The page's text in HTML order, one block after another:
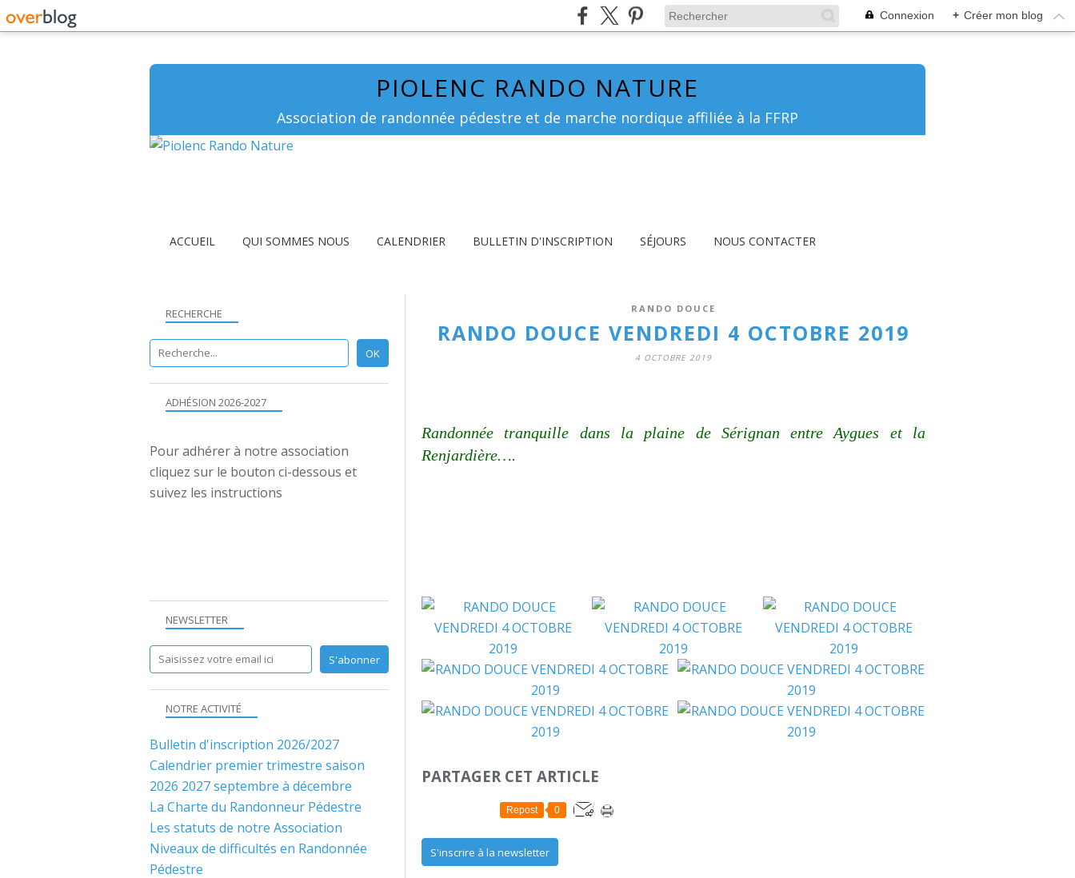
Connexion + Créer mon blog
PIOLENC RANDO NATURE
Association de randonnée pédestre et de marche nordique affiliée à la FFRP
ACCUEIL QUI SOMMES NOUS CALENDRIER BULLETIN D'INSCRIPTION SÉJOURS NOUS CONTACTER
RANDO DOUCE
RANDO DOUCE VENDREDI 4 OCTOBRE 2019
4 OCTOBRE 2019
Randonnée tranquille dans la plaine de Sérignan entre Aygues et la
Renjardière….
PARTAGER CET ARTICLE
Repost 0
S'inscrire à la newsletter
NEWSLETTER
RECHERCHE
NOTRE ACTIVITÉ
Bulletin d'inscription 2026/2027
Calendrier premier trimestre saison
2026 2027 septembre à décembre
La Charte du Randonneur Pédestre
Les statuts de notre Association
Niveaux de difficultés en Randonnée
Pédestre
ADHÉSION 2026-2027
Pour adhérer à notre association
cliquez sur le bouton ci-dessous et
suivez les instructions